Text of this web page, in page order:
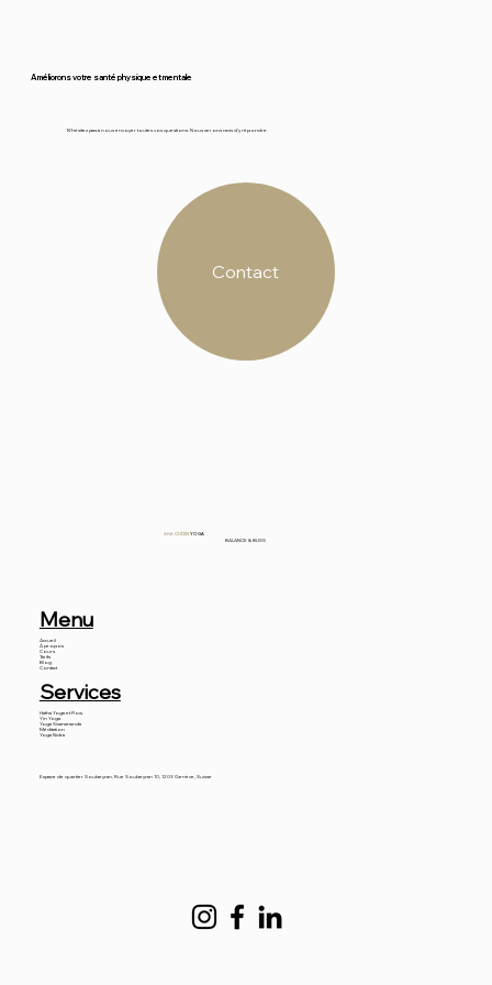
Améliorons votre santé physique et mentale
N'hésitez pas à nous envoyer toutes vos questions. Nous serons ravis d'y répondre.
Contact
ANA CUDIN YOGA
BALANCE & BLISS
Menu
Accueil
À propos
Cours
Tarifs
Blog
Contact
Services
Hatha Yoga et Flow
Yin Yoga
Yoga Sivanananda
Méditation
Yoga Nidra
Espace de quartier Soubeyran, Rue Soubeyran 10, 1203 Genève, Suisse